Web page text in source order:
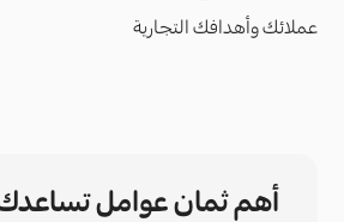
عملائك وأهدافك التجارية
أهم ثمان عوامل